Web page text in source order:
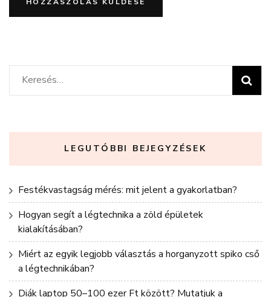
Keresés:
LEGUTÓBBI BEJEGYZÉSEK
Festékvastagság mérés: mit jelent a gyakorlatban?
Hogyan segít a légtechnika a zöld épületek
kialakításában?
Miért az egyik legjobb választás a horganyzott spiko cső
a légtechnikában?
Diák laptop 50–100 ezer Ft között? Mutatjuk a